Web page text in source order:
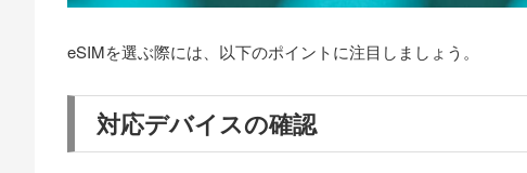
eSIMを選ぶ際には、以下のポイントに注目しましょう。
対応デバイスの確認